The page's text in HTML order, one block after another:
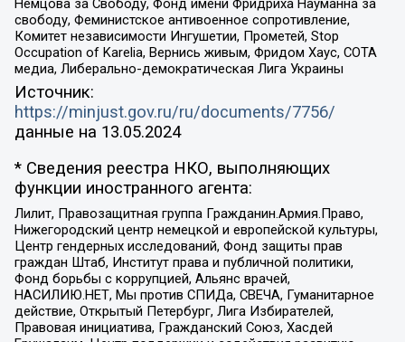
Немцова за Свободу, Фонд имени Фридриха Науманна за
свободу, Феминистское антивоенное сопротивление,
Комитет независимости Ингушетии, Прометей, Stop
Occupation of Karelia, Вернись живым, Фридом Хаус, СОТА
медиа, Либерально-демократическая Лига Украины
Источник:
https://minjust.gov.ru/ru/documents/7756/
данные на 13.05.2024
* Сведения реестра НКО, выполняющих
функции иностранного агента:
Лилит, Правозащитная группа Гражданин.Армия.Право,
Нижегородский центр немецкой и европейской культуры,
Центр гендерных исследований, Фонд защиты прав
граждан Штаб, Институт права и публичной политики,
Фонд борьбы с коррупцией, Альянс врачей,
НАСИЛИЮ.НЕТ, Мы против СПИДа, СВЕЧА, Гуманитарное
действие, Открытый Петербург, Лига Избирателей,
Правовая инициатива, Гражданский Союз, Хасдей